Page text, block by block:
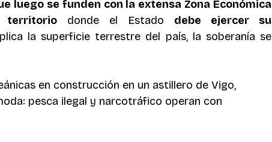
luego se funden con la extensa Zona Económica
territorio donde el Estado
la superficie terrestre del país, la soberanía se
en construcción en un astillero de Vigo,
pesca ilegal y narcotráfico operan con